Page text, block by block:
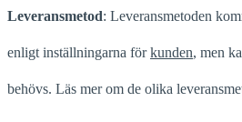
Leveransmetod: Leveransmetoden
enligt inställningarna förkunden, men
behövs. Läs mer om de olika